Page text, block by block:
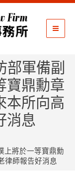
部軍備副
寶鼎勳章
本所向高
消息
上將於一等寶鼎勳
律師報告好消息